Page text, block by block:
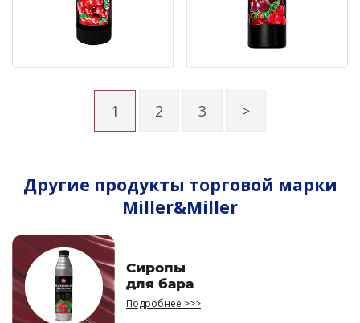
1 2 3 >
Другие продукты торговой марки
Miller&Miller
Сиропы
для бара
Подробнее >>>